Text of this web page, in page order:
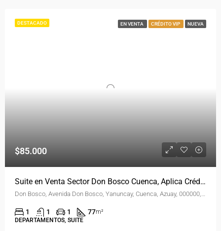
DESTACADO EN VENTA CRÉDITO VIP NUEVA
$85.000
Suite en Venta Sector Don Bosco Cuenca, Aplica Crédito Vip
Don Bosco, Avenida Don Bosco, Yanuncay, Cuenca, Azuay, 000000, Ecuador
1 1 1 77m²
DEPARTAMENTOS, SUITE